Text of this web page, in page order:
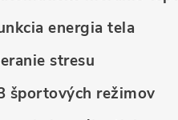
energia tela
stresu
športových režimov